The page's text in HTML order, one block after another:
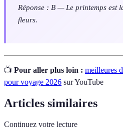
Réponse : B — Le printemps est
fleurs.
📺 Pour aller plus loin : meilleures
pour voyage 2026 sur YouTube
Articles similaires
Continuez votre lecture